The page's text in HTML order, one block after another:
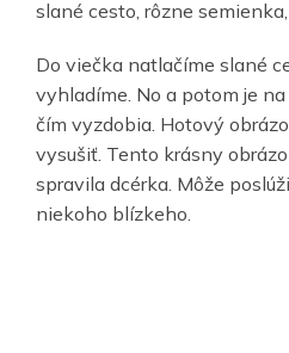
slané cesto, rôzne
Do viečka natlačíme slané
vyhladíme. No a potom je
čím vyzdobia. Hotový
vysušiť. Tento krásny
spravila dcérka. Môže
niekoho blízkeho.